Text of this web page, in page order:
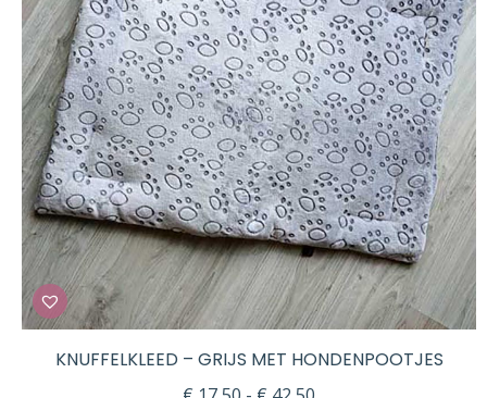
KNUFFELKLEED – GRIJS MET HONDENPOOTJES